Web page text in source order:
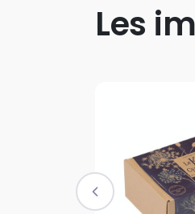
Les